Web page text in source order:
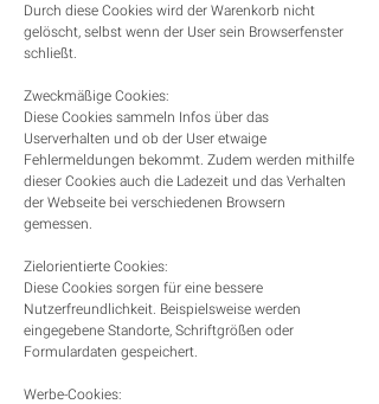
Durch diese Cookies wird der Warenkorb nicht
gelöscht, selbst wenn der User sein Browserfenster
schließt.
Zweckmäßige Cookies:
Diese Cookies sammeln Infos über das
Userverhalten und ob der User etwaige
Fehlermeldungen bekommt. Zudem werden mithilfe
dieser Cookies auch die Ladezeit und das Verhalten
der Webseite bei verschiedenen Browsern
gemessen.
Zielorientierte Cookies:
Diese Cookies sorgen für eine bessere
Nutzerfreundlichkeit. Beispielsweise werden
eingegebene Standorte, Schriftgrößen oder
Formulardaten gespeichert.
Werbe-Cookies: